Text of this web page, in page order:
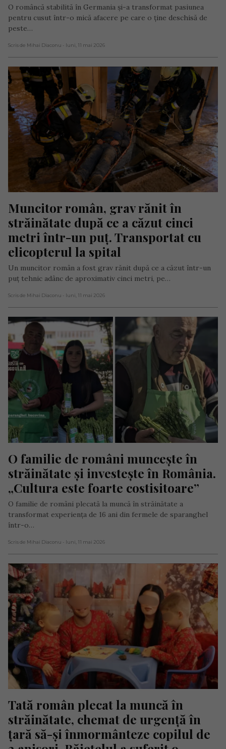
O româncă stabilită în Germania și-a transformat pasiunea
pentru cusut într-o mică afacere pe care o ține deschisă de
peste…
Scris de Mihai Diaconu - luni, 11 mai 2026
Muncitor român, grav rănit în
străinătate după ce a căzut cinci
metri într-un puț. Transportat cu
elicopterul la spital
Un muncitor român a fost grav rănit după ce a căzut într-un
puț tehnic adânc de aproximativ cinci metri, pe…
Scris de Mihai Diaconu - luni, 11 mai 2026
O familie de români muncește în
străinătate și investește în România.
„Cultura este foarte costisitoare”
O familie de români plecată la muncă în străinătate a
transformat experiența de 16 ani din fermele de sparanghel
într-o…
Scris de Mihai Diaconu - luni, 11 mai 2026
Tată român plecat la muncă în
străinătate, chemat de urgență în
țară să-și înmormânteze copilul de